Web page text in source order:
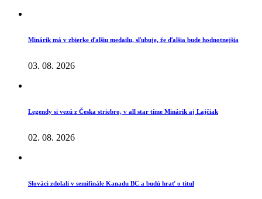
Minárik má v zbierke ďalšiu medailu, sľubuje, že ďalšia bude hodnotnejšia
03. 08. 2026
Legendy si vezú z Česka striebro, v all star tíme Minárik aj Lajčiak
02. 08. 2026
Slováci zdolali v semifinále Kanadu BC a budú hrať o titul